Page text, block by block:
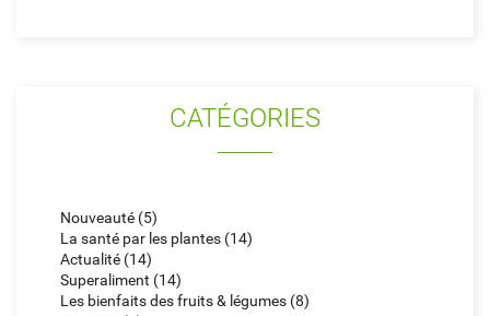
CATÉGORIES
Nouveauté (5)
La santé par les plantes (14)
Actualité (14)
Superaliment (14)
Les bienfaits des fruits & légumes (8)